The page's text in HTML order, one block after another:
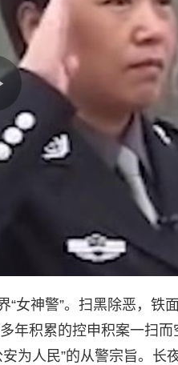
女神警”。扫黑除恶，铁
年积累的控申积案一扫
为人民”的从警宗旨。长